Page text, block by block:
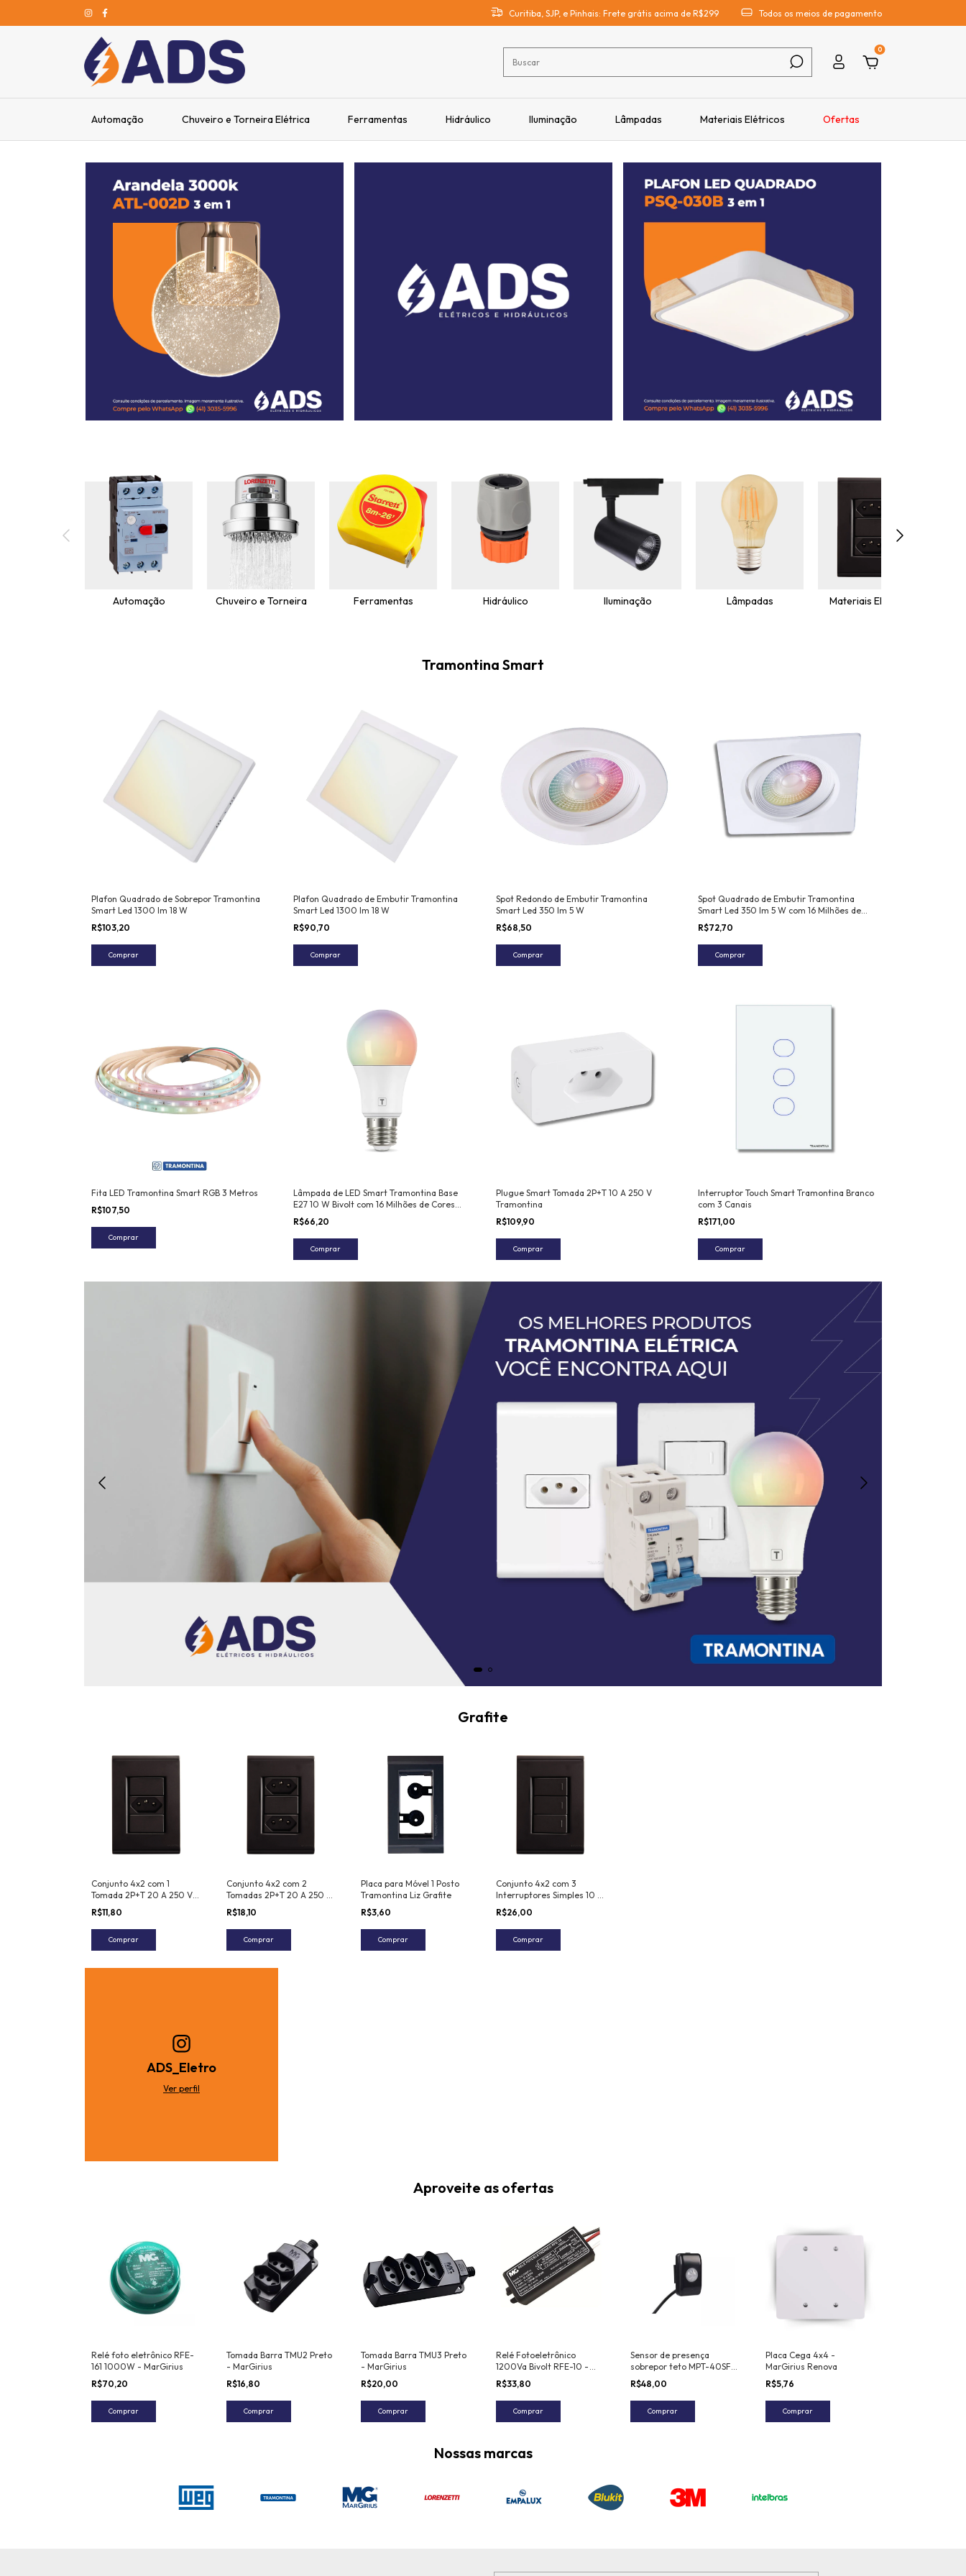
Curitiba, SJP, e Pinhais: Frete grátis acima de R$299 Todos os meios de pagamento
0
Automação Chuveiro e Torneira Elétrica Ferramentas Hidráulico Iluminação Lâmpadas Materiais Elétricos Ofertas
Automação Chuveiro e Torneira Ferramentas Hidráulico Iluminação Lâmpadas Materiais Elétricos
Tramontina Smart
Plafon Quadrado de Sobrepor Tramontina
Smart Led 1300 lm 18 W
R$103,20
Comprar
Plafon Quadrado de Embutir Tramontina
Smart Led 1300 lm 18 W
R$90,70
Comprar
Spot Redondo de Embutir Tramontina
Smart Led 350 lm 5 W
R$68,50
Comprar
Spot Quadrado de Embutir Tramontina
Smart Led 350 lm 5 W com 16 Milhões de
Cores RGB
R$72,70
Comprar
Fita LED Tramontina Smart RGB 3 Metros
R$107,50
Comprar
Lâmpada de LED Smart Tramontina Base
E27 10 W Bivolt com 16 Milhões de Cores
RGBW Wi-Fi + Bluetooth
R$66,20
Comprar
Plugue Smart Tomada 2P+T 10 A 250 V
Tramontina
R$109,90
Comprar
Interruptor Touch Smart Tramontina Branco
com 3 Canais
R$171,00
Comprar
Grafite
Conjunto 4x2 com 1
Tomada 2P+T 20 A 250 V
Tramontina Liz Grafite
R$11,80
Comprar
Conjunto 4x2 com 2
Tomadas 2P+T 20 A 250 V
Tramontina Liz Grafite
R$18,10
Comprar
Placa para Móvel 1 Posto
Tramontina Liz Grafite
R$3,60
Comprar
Conjunto 4x2 com 3
Interruptores Simples 10 A
250 V Tramontina Liz
Grafite
R$26,00
Comprar
ADS_Eletro
Ver perfil
Aproveite as ofertas
Relé foto eletrônico RFE-
161 1000W - MarGirius
R$70,20
Comprar
Tomada Barra TMU2 Preto
- MarGirius
R$16,80
Comprar
Tomada Barra TMU3 Preto
- MarGirius
R$20,00
Comprar
Relé Fotoeletrônico
1200Va Bivolt RFE-10 -
MarGirius
R$33,80
Comprar
Sensor de presença
sobrepor teto MPT-40SF
Preto - MarGirius
R$48,00
Comprar
Placa Cega 4x4 -
MarGirius Renova
R$5,76
Comprar
Nossas marcas